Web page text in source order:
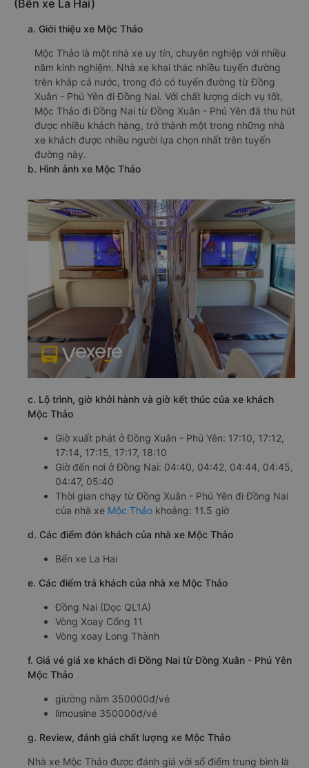
(Bến xe La Hai)
a. Giới thiệu xe Mộc Thảo
Mộc Thảo là một nhà xe uy tín, chuyên nghiệp với nhiều
năm kinh nghiệm. Nhà xe khai thác nhiều tuyến đường
trên khắp cả nước, trong đó có tuyến đường từ Đồng
Xuân - Phú Yên đi Đồng Nai. Với chất lượng dịch vụ tốt,
Mộc Thảo đi Đồng Nai từ Đồng Xuân - Phú Yên đã thu hút
được nhiều khách hàng, trở thành một trong những nhà
xe khách được nhiều người lựa chọn nhất trên tuyến
đường này.
b. Hình ảnh xe Mộc Thảo
c. Lộ trình, giờ khởi hành và giờ kết thúc của xe khách
Mộc Thảo
Giờ xuất phát ở Đồng Xuân - Phú Yên: 17:10, 17:12,
17:14, 17:15, 17:17, 18:10
Giờ đến nơi ở Đồng Nai: 04:40, 04:42, 04:44, 04:45,
04:47, 05:40
Thời gian chạy từ Đồng Xuân - Phú Yên đi Đồng Nai
của nhà xe Mộc Thảo khoảng: 11.5 giờ
d. Các điểm đón khách của nhà xe Mộc Thảo
Bến xe La Hai
e. Các điểm trả khách của nhà xe Mộc Thảo
Đồng Nai (Dọc QL1A)
Vòng Xoay Cổng 11
Vòng xoay Long Thành
f. Giá vé giá xe khách đi Đồng Nai từ Đồng Xuân - Phú Yên
Mộc Thảo
giường nằm 350000đ/vé
limousine 350000đ/vé
g. Review, đánh giá chất lượng xe Mộc Thảo
Nhà xe Mộc Thảo được đánh giá với số điểm trung bình là